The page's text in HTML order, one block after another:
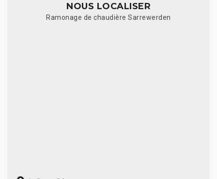
NOUS LOCALISER
Ramonage de chaudière Sarrewerden